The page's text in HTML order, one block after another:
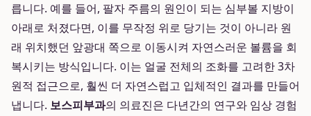
릅니다. 예를 들어, 팔자 주름의 원인이 되는 심부볼 지방이
아래로 처졌다면, 이를 무작정 위로 당기는 것이 아니라 원
래 위치했던 앞광대 쪽으로 이동시켜 자연스러운 볼륨을 회
복시키는 방식입니다. 이는 얼굴 전체의 조화를 고려한 3차
원적 접근으로, 훨씬 더 자연스럽고 입체적인 결과를 만들어
냅니다. 보스피부과의 의료진은 다년간의 연구와 임상 경험